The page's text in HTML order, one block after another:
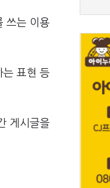
쓰는 이용
는 표현 등
게시글을